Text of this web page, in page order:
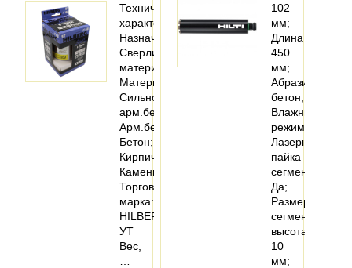
Технические
характеристики
Назначение:
Сверлить
материал
Материалы:
Сильно
арм.бетон;
Арм.бетон;
Бетон;
Кирпич;
Камень
Торговая
марка:
HILBERG
УТ
Вес,
102
мм;
Длина
450
мм;
Абразивный
бетон;
Влажный
режим;
Лазерная
пайка
сегментов
Да;
Размеры
сегмента
высота
10
мм;